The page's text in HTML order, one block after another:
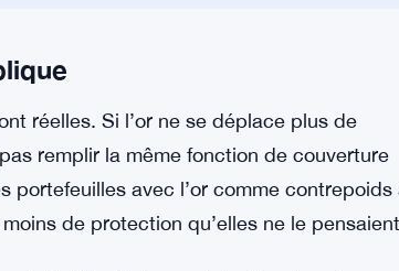
rapidement et touche plus de choses à
l’est vraiment, semble-t-il.
mais deux signaux clés restent